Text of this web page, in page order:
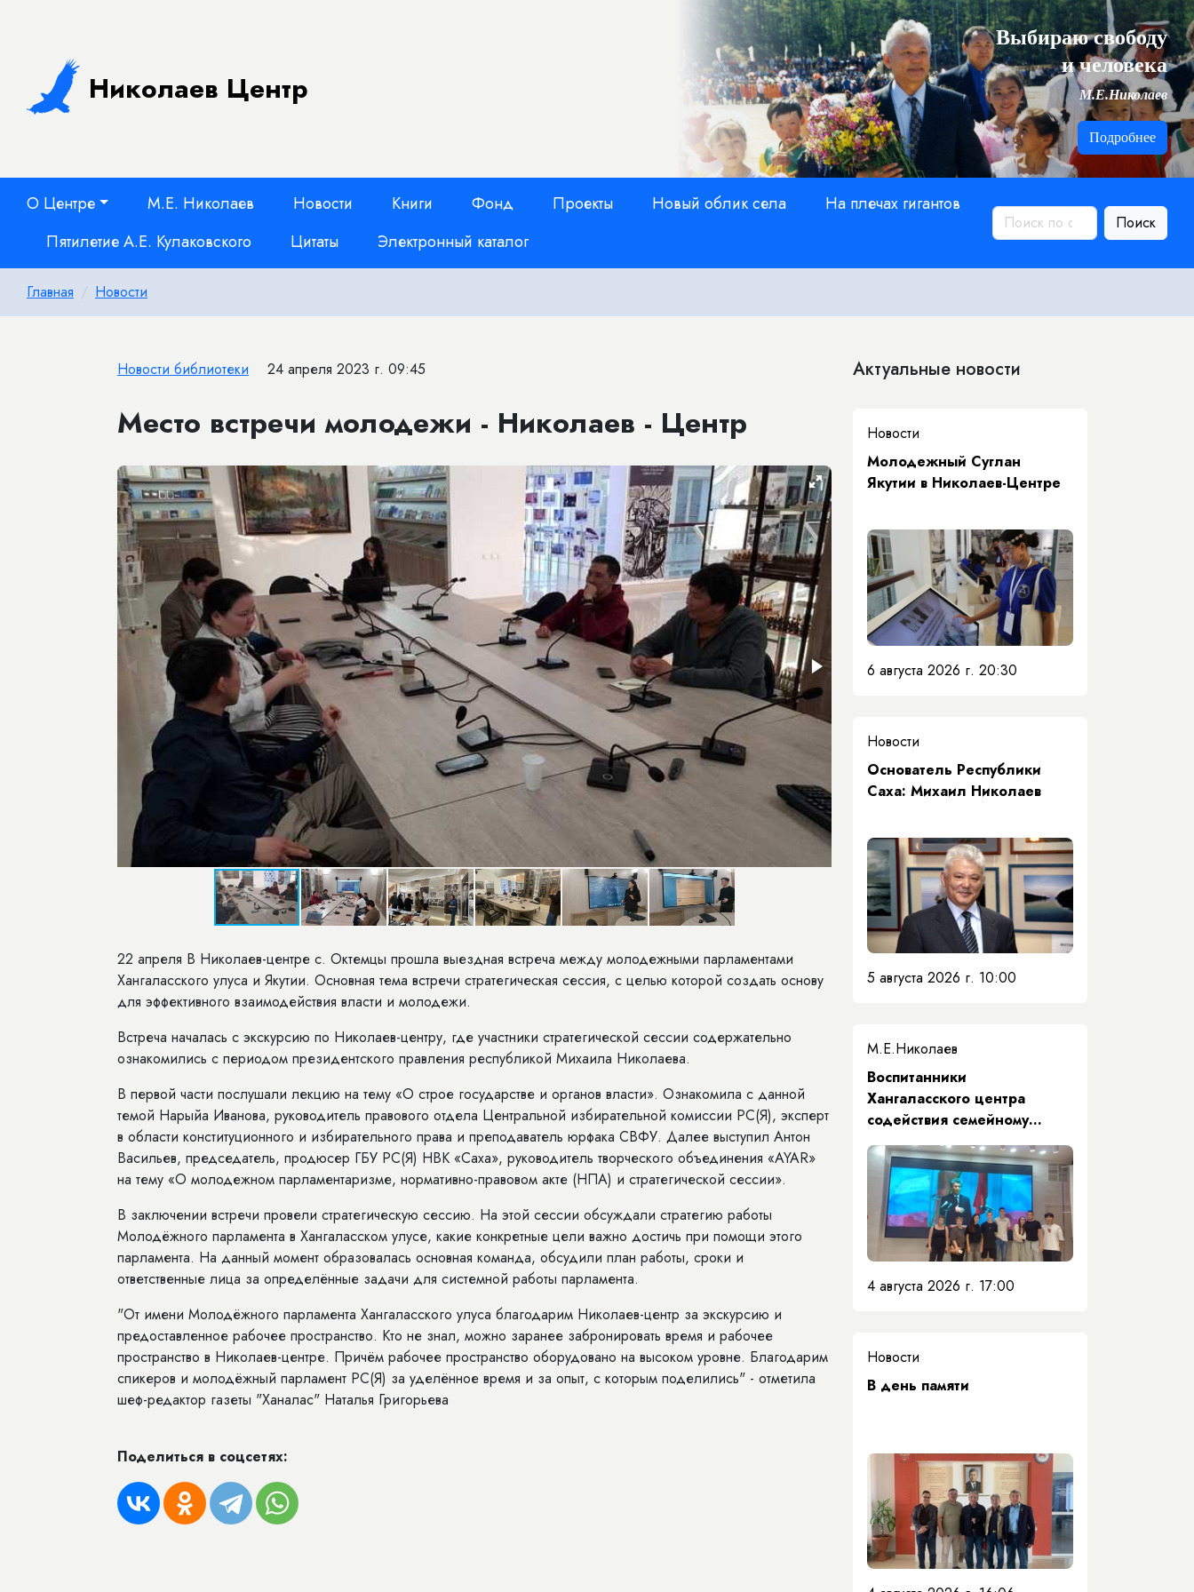
Николаев Центр
Выбираю свободу
и человека
М.Е.Николаев
Подробнее
О Центре М.Е. Николаев Новости Книги Фонд Проекты Новый облик села
На плечах гигантов
Пятилетие А.Е. Кулаковского
Цитаты Электронный каталог
Поиск
Главная Новости
Новости библиотеки 24 апреля 2023 г. 09:45
Место встречи молодежи - Николаев - Центр
22 апреля В Николаев-центре с. Октемцы прошла выездная встреча между молодежными парламентами
Хангаласского улуса и Якутии. Основная тема встречи стратегическая сессия, с целью которой создать основу
для эффективного взаимодействия власти и молодежи.
Встреча началась с экскурсию по Николаев-центру, где участники стратегической сессии содержательно
ознакомились с периодом президентского правления республикой Михаила Николаева.
В первой части послушали лекцию на тему «О строе государстве и органов власти». Ознакомила с данной
темой Нарыйа Иванова, руководитель правового отдела Центральной избирательной комиссии РС(Я), эксперт
в области конституционного и избирательного права и преподаватель юрфака СВФУ. Далее выступил Антон
Васильев, председатель, продюсер ГБУ РС(Я) НВК «Саха», руководитель творческого объединения «AYAR»
на тему «О молодежном парламентаризме, нормативно-правовом акте (НПА) и стратегической сессии».
В заключении встречи провели стратегическую сессию. На этой сессии обсуждали стратегию работы
Молодёжного парламента в Хангаласском улусе, какие конкретные цели важно достичь при помощи этого
парламента. На данный момент образовалась основная команда, обсудили план работы, сроки и
ответственные лица за определённые задачи для системной работы парламента.
"От имени Молодёжного парламента Хангаласского улуса благодарим Николаев-центр за экскурсию и
предоставленное рабочее пространство. Кто не знал, можно заранее забронировать время и рабочее
пространство в Николаев-центре. Причём рабочее пространство оборудовано на высоком уровне. Благодарим
спикеров и молодёжный парламент РС(Я) за уделённое время и за опыт, с которым поделились" - отметила
шеф-редактор газеты "Ханалас" Наталья Григорьева
Поделиться в соцсетях:
Актуальные новости
Новости
Молодежный Суглан
Якутии в Николаев-Центре
6 августа 2026 г. 20:30
Новости
Основатель Республики
Саха: Михаил Николаев
5 августа 2026 г. 10:00
М.Е.Николаев
​Воспитанники
Хангаласского центра
содействия семейному
воспитанию почтили память
Первого Президента Якутии
4 августа 2026 г. 17:00
Новости
​В день памяти